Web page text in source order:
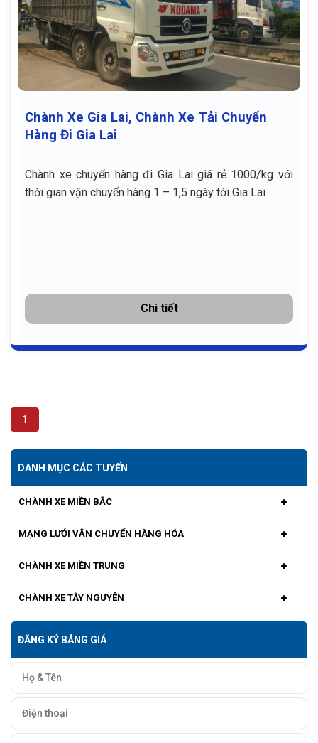
Chành Xe Gia Lai, Chành Xe Tải Chuyển
Hàng Đi Gia Lai
Chành xe chuyển hàng đi Gia Lai giá rẻ 1000/kg với
thời gian vận chuyển hàng 1 – 1,5 ngày tới Gia Lai
Chi tiết
1
DANH MỤC CÁC TUYẾN
CHÀNH XE MIỀN BẮC
MẠNG LƯỚI VẬN CHUYỂN HÀNG HÓA
CHÀNH XE MIỀN TRUNG
CHÀNH XE TÂY NGUYÊN
ĐĂNG KÝ BẢNG GIÁ